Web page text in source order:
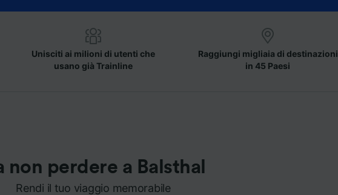
Unisciti ai milioni di utenti che
usano già Trainline
Raggiungi migliaia di destinazioni
in 45 Paesi
non perdere a Balsthal
Rendi il tuo viaggio memorabile